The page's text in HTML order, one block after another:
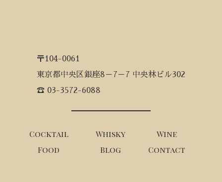
〒104-0061
東京都中央区銀座8－7－7 中央林ビル302
☎ 03-3572-6088
Cocktail Whisky
Wine
Food
Blog Contact